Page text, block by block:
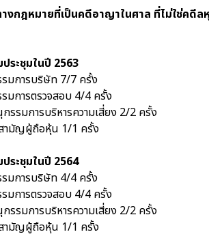
งกฎหมายที่เป็นคดีอาญาในศาล ที่ไม่ใช่คดีล
ประชุมในปี 2563
มการบริษัท 7/7 ครั้ง
มการตรวจสอบ 4/4 ครั้ง
รรมการบริหารความเสี่ยง 2/2 ครั้ง
ามัญผู้ถือหุ้น 1/1 ครั้ง
ประชุมในปี 2564
มการบริษัท 4/4 ครั้ง
มการตรวจสอบ 4/4 ครั้ง
รรมการบริหารความเสี่ยง 2/2 ครั้ง
ามัญผู้ถือหุ้น 1/1 ครั้ง